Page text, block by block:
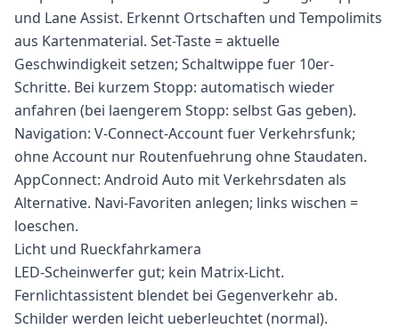
und Lane Assist. Erkennt Ortschaften und Tempolimits
aus Kartenmaterial. Set-Taste = aktuelle
Geschwindigkeit setzen; Schaltwippe fuer 10er-
Schritte. Bei kurzem Stopp: automatisch wieder
anfahren (bei laengerem Stopp: selbst Gas geben).
Navigation: V-Connect-Account fuer Verkehrsfunk;
ohne Account nur Routenfuehrung ohne Staudaten.
AppConnect: Android Auto mit Verkehrsdaten als
Alternative. Navi-Favoriten anlegen; links wischen =
loeschen.
Licht und Rueckfahrkamera
LED-Scheinwerfer gut; kein Matrix-Licht.
Fernlichtassistent blendet bei Gegenverkehr ab.
Schilder werden leicht ueberleuchtet (normal).